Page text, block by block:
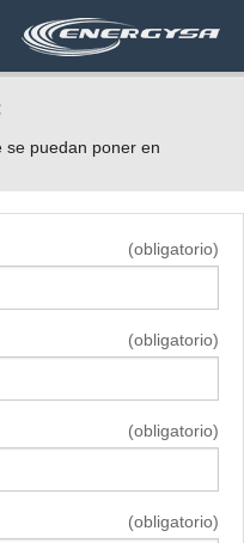
se puedan poner en
(obligatorio)
(obligatorio)
(obligatorio)
(obligatorio)